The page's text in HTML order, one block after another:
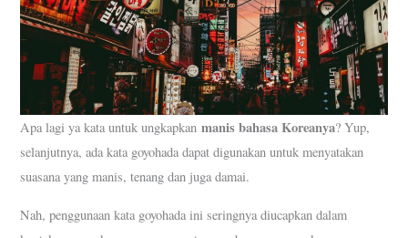
Apa lagi ya kata untuk ungkapkanmanis bahasa Koreanya? Yup,
selanjutnya, ada kata goyohada dapat digunakan untuk menyatakan
suasana yang manis, tenang dan juga damai.
Nah, penggunaan kata goyohada ini seringnya diucapkan dalam